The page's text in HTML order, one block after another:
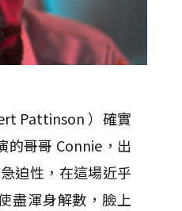
Pattinson ）確實
的哥哥 Connie，出
迫性，在這場近乎
盡渾身解數，臉上